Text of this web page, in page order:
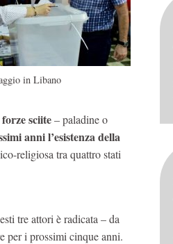
in Libano
sciite– paladine o
anni l’esistenza della
religiosa tra quattro stati
tre attori è radicata – da
per i prossimi cinque anni.